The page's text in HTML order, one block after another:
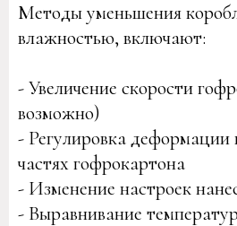
Методы уменьшения
влажностью, включают:
- Увеличение скорости
возможно)
- Регулировка деформации
частях гофрокартона
- Изменение настроек
- Выравнивание